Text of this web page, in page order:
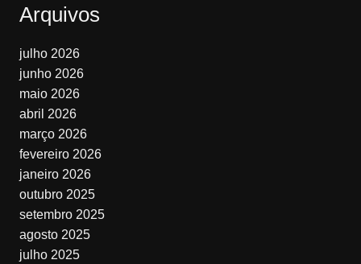
Arquivos
julho 2026
junho 2026
maio 2026
abril 2026
março 2026
fevereiro 2026
janeiro 2026
outubro 2025
setembro 2025
agosto 2025
julho 2025